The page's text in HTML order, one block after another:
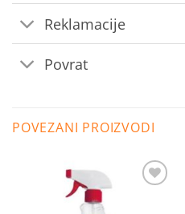
Reklamacije
Povrat
POVEZANI PROIZVODI